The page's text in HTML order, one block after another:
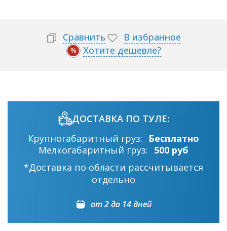
Сравнить В избранное
% Хотите дешевле?
ДОСТАВКА ПО ТУЛЕ:
Крупногабаритный груз:
Бесплатно
Мелкогабаритный груз: 500 руб
*Доставка по области рассчитывается
отдельно
от 2 до 14 дней